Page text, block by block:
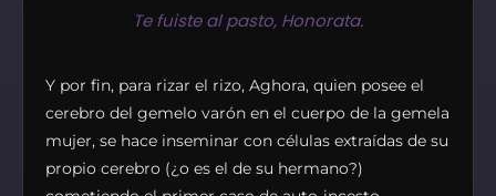
Te fuiste al pasto, Honorata.
Y por fin, para rizar el rizo, Aghora, quien posee el
cerebro del gemelo varón en el cuerpo de la gemela
mujer, se hace inseminar con células extraídas de su
propio cerebro (¿o es el de su hermano?)